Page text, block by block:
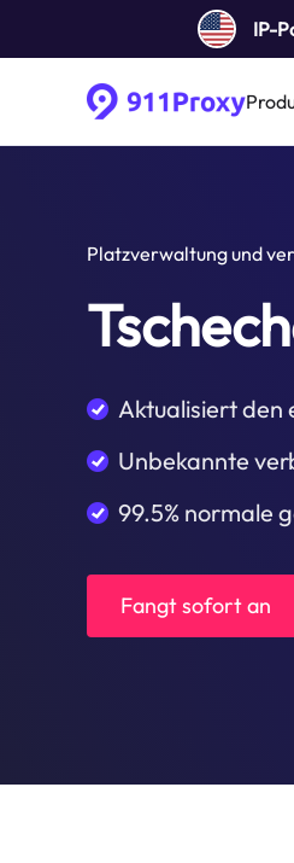
IP-
Platzverwaltung und
Aktualisiert den
Unbekannte
99.5% normale
Fangt sofort an